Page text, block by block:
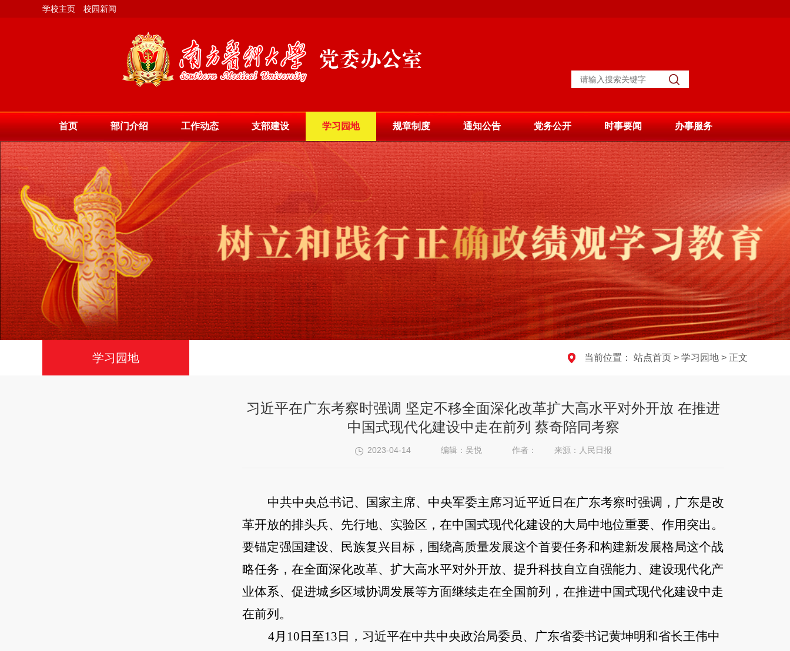
学校主页 校园新闻
首页 部门介绍 工作动态 支部建设 学习园地 规章制度 通知公告 党务公开 时事要闻 办事服务
学习园地 当前位置： 站点首页 > 学习园地 > 正文
习近平在广东考察时强调 坚定不移全面深化改革扩大高水平对外开放 在推进
中国式现代化建设中走在前列 蔡奇陪同考察
2023-04-14 编辑：吴悦 作者： 来源：人民日报
中共中央总书记、国家主席、中央军委主席习近平近日在广东考察时强调，广东是改
革开放的排头兵、先行地、实验区，在中国式现代化建设的大局中地位重要、作用突出。
要锚定强国建设、民族复兴目标，围绕高质量发展这个首要任务和构建新发展格局这个战
略任务，在全面深化改革、扩大高水平对外开放、提升科技自立自强能力、建设现代化产
业体系、促进城乡区域协调发展等方面继续走在全国前列，在推进中国式现代化建设中走
在前列。
4月10日至13日，习近平在中共中央政治局委员、广东省委书记黄坤明和省长王伟中